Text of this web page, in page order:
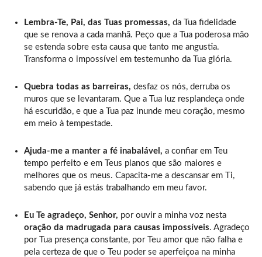
Lembra-Te, Pai, das Tuas promessas, da Tua fidelidade
que se renova a cada manhã. Peço que a Tua poderosa mão
se estenda sobre esta causa que tanto me angustia.
Transforma o impossível em testemunho da Tua glória.
Quebra todas as barreiras, desfaz os nós, derruba os
muros que se levantaram. Que a Tua luz resplandeça onde
há escuridão, e que a Tua paz inunde meu coração, mesmo
em meio à tempestade.
Ajuda-me a manter a fé inabalável, a confiar em Teu
tempo perfeito e em Teus planos que são maiores e
melhores que os meus. Capacita-me a descansar em Ti,
sabendo que já estás trabalhando em meu favor.
Eu Te agradeço, Senhor, por ouvir a minha voz nesta
oração da madrugada para causas impossíveis. Agradeço
por Tua presença constante, por Teu amor que não falha e
pela certeza de que o Teu poder se aperfeiçoa na minha